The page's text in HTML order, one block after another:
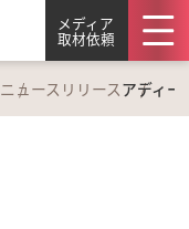
メディア
取材依頼
ニュースリリース アディ